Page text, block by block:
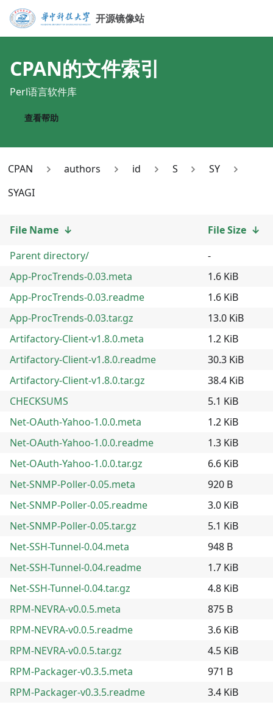
开源镜像站
CPAN的文件索引
Perl语言软件库
查看帮助
CPAN authors id S
SY
SYAGI
File Name ↓ File Size ↓
Parent directory/
-
App-ProcTrends-0.03.meta
1.6 KiB
App-ProcTrends-0.03.readme
1.6 KiB
App-ProcTrends-0.03.tar.gz
13.0 KiB
Artifactory-Client-v1.8.0.meta
1.2 KiB
Artifactory-Client-v1.8.0.readme
30.3 KiB
Artifactory-Client-v1.8.0.tar.gz
38.4 KiB
CHECKSUMS
5.1 KiB
Net-OAuth-Yahoo-1.0.0.meta
1.2 KiB
Net-OAuth-Yahoo-1.0.0.readme
1.3 KiB
Net-OAuth-Yahoo-1.0.0.tar.gz
6.6 KiB
Net-SNMP-Poller-0.05.meta
920 B
Net-SNMP-Poller-0.05.readme
3.0 KiB
Net-SNMP-Poller-0.05.tar.gz
5.1 KiB
Net-SSH-Tunnel-0.04.meta
948 B
Net-SSH-Tunnel-0.04.readme
1.7 KiB
Net-SSH-Tunnel-0.04.tar.gz
4.8 KiB
RPM-NEVRA-v0.0.5.meta
875 B
RPM-NEVRA-v0.0.5.readme
3.6 KiB
RPM-NEVRA-v0.0.5.tar.gz
4.5 KiB
RPM-Packager-v0.3.5.meta
971 B
RPM-Packager-v0.3.5.readme
3.4 KiB